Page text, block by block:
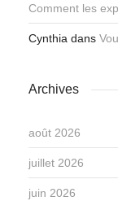
Cynthia dans
Archives
août 2026
juillet 2026
juin 2026